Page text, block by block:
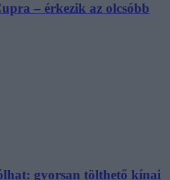
– érkezik az olcsóbb
gyorsan tölthető kínai